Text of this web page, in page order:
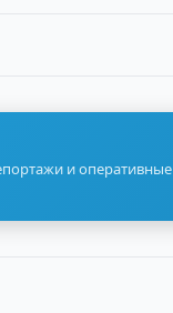
и оперативные